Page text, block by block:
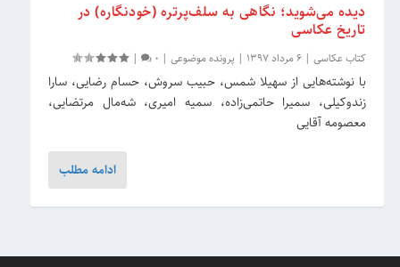
دیده می‌شوید؛ نگاهی به سلف‌پرتره (خودنگاره) در
تاریخ عکاسی
کتاب عکاسی |6 مرداد 1397 | پرونده موضوعی |
0
|
با نوشته‌هایی از سهیلا شمس، حبیب سروش، حسام رضایی، سارا
زندوکیلی، سمیرا حاتمی‌زاده، سمیه امیری، شه‌مال مرتضایی،
معصومه آقایی
ادامه مطلب